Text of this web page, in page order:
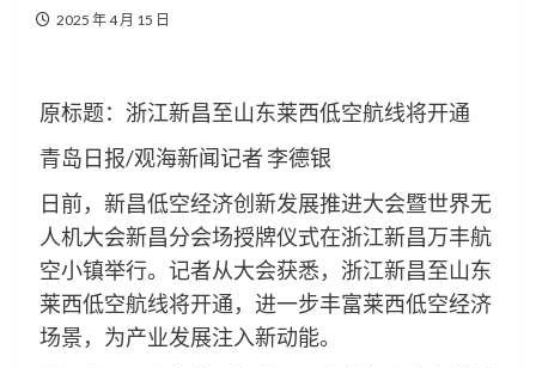
2025 年 4 月 15 日
原标题：浙江新昌至山东莱西低空航线将开通
青岛日报/观海新闻记者 李德银
日前，新昌低空经济创新发展推进大会暨世界无
人机大会新昌分会场授牌仪式在浙江新昌万丰航
空小镇举行。记者从大会获悉，浙江新昌至山东
莱西低空航线将开通，进一步丰富莱西低空经济
场景，为产业发展注入新动能。